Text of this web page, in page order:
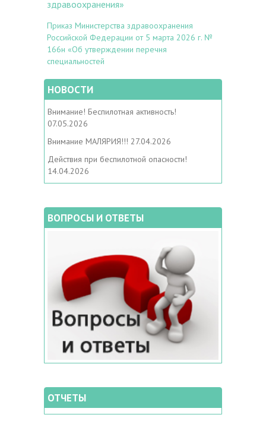
здравоохранения»
Приказ Министерства здравоохранения
Российской Федерации от 5 марта 2026 г. №
166н «Об утверждении перечня
специальностей
НОВОСТИ
Внимание! Беспилотная активность!
07.05.2026
Внимание МАЛЯРИЯ!!! 27.04.2026
Действия при беспилотной опасности!
14.04.2026
ВОПРОСЫ И ОТВЕТЫ
ОТЧЕТЫ